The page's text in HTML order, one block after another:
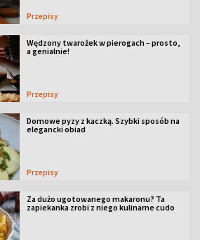
Przepisy
Wędzony twarożek w pierogach – prosto,
a genialnie!
Przepisy
Domowe pyzy z kaczką. Szybki sposób na
elegancki obiad
Przepisy
Za dużo ugotowanego makaronu? Ta
zapiekanka zrobi z niego kulinarne cudo